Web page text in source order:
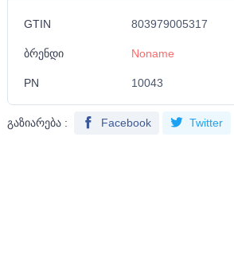
GTIN 803979005317
ბრენდი Noname
PN 10043
გაზიარება : Facebook Twitter